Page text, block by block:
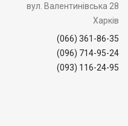
вул. Валентинівська 28
Харків
(066) 361-86-35
(096) 714-95-24
(093) 116-24-95